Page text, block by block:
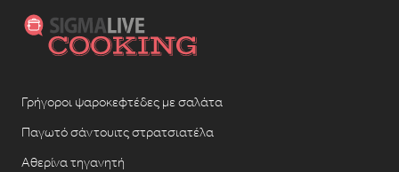
Γρήγοροι ψαροκεφτέδες με σαλάτα
Παγωτό σάντουιτς στρατσιατέλα
Αθερίνα τηγανητή